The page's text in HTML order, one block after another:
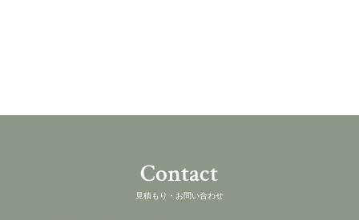
Contact
見積もり・お問い合わせ